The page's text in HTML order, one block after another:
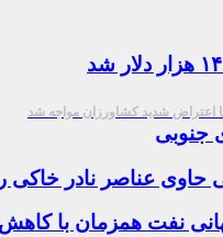
اعتراض شدید کشاورزان مواجه شد
جنوبی
حاوی عناصر نادر خاکی